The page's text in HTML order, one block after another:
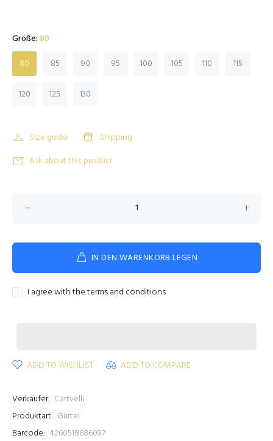
Größe:80
80
85 90 95 100 105 110 115
120 125 130
Size guide
Shipping
Ask about this product
IN DEN WARENKORB LEGEN
I agree with the terms and conditions
ADD TO WISHLIST ADD TO COMPARE
Verkäufer: Cartvelli
Produktart: Gürtel
Barcode: 4260518686097